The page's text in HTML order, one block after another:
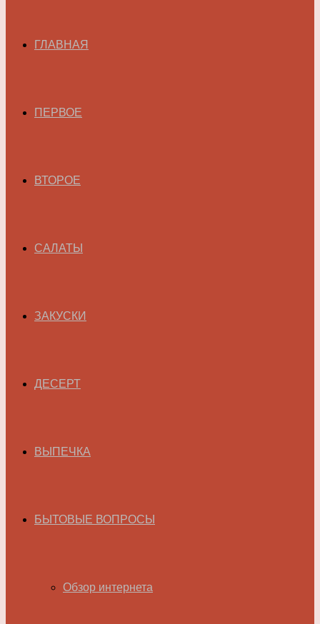
ГЛАВНАЯ
ПЕРВОЕ
ВТОРОЕ
САЛАТЫ
ЗАКУСКИ
ДЕСЕРТ
ВЫПЕЧКА
БЫТОВЫЕ ВОПРОСЫ
Обзор интернета